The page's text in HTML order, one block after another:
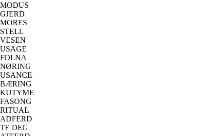
MODUS
GJERD
MORES
STELL
VESEN
USAGE
FOLNA
NØRING
USANCE
BÆRING
KUTYME
FASONG
RITUAL
ADFERD
TE DEG